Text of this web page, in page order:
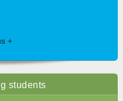
+
students